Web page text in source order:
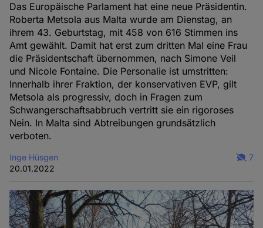
Das Europäische Parlament hat eine neue Präsidentin.
Roberta Metsola aus Malta wurde am Dienstag, an
ihrem 43. Geburtstag, mit 458 von 616 Stimmen ins
Amt gewählt. Damit hat erst zum dritten Mal eine Frau
die Präsidentschaft übernommen, nach Simone Veil
und Nicole Fontaine. Die Personalie ist umstritten:
Innerhalb ihrer Fraktion, der konservativen EVP, gilt
Metsola als progressiv, doch in Fragen zum
Schwangerschaftsabbruch vertritt sie ein rigoroses
Nein. In Malta sind Abtreibungen grundsätzlich
verboten.
Inge Hüsgen
20.01.2022
7